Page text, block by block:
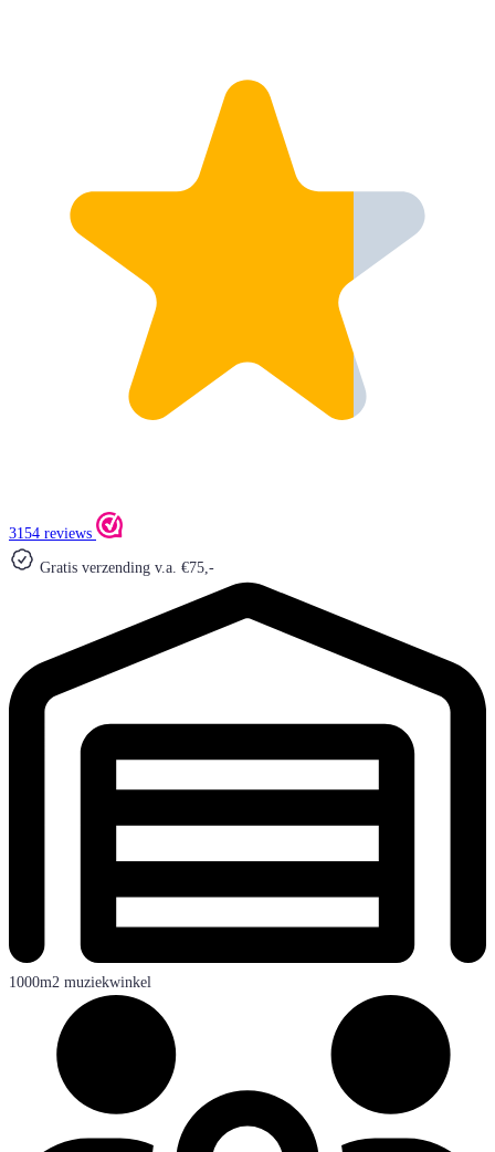
3154 reviews
Gratis verzending v.a. €75,-
1000m2 muziekwinkel